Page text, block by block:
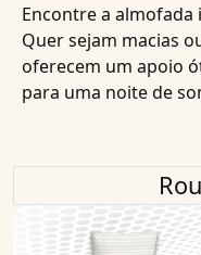
Encontre a almofada
Quer sejam macias
oferecem um apoio
para uma noite de